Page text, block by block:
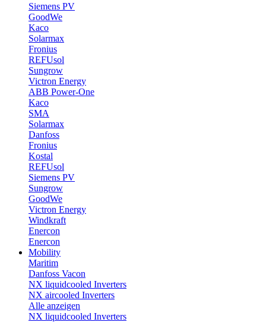
Siemens PV
GoodWe
Kaco
Solarmax
Fronius
REFUsol
Sungrow
Victron Energy
ABB Power-One
Kaco
SMA
Solarmax
Danfoss
Fronius
Kostal
REFUsol
Siemens PV
Sungrow
GoodWe
Victron Energy
Windkraft
Enercon
Enercon
Mobility
Maritim
Danfoss Vacon
NX liquidcooled Inverters
NX aircooled Inverters
Alle anzeigen
NX liquidcooled Inverters